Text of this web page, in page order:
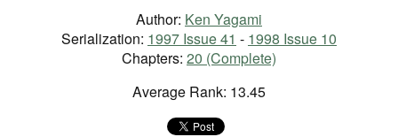
Author: Ken Yagami
Serialization: 1997 Issue 41 - 1998 Issue 10
Chapters: 20 (Complete)
Average Rank: 13.45